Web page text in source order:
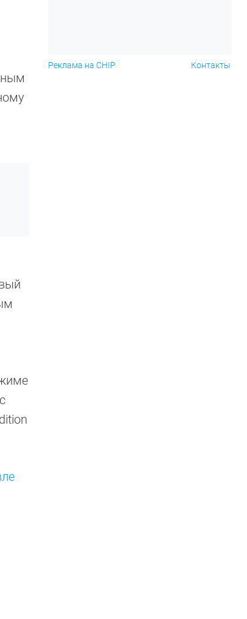
Реклама на CHIP Контакты